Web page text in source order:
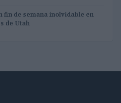
fin de semana inolvidable en
de Utah